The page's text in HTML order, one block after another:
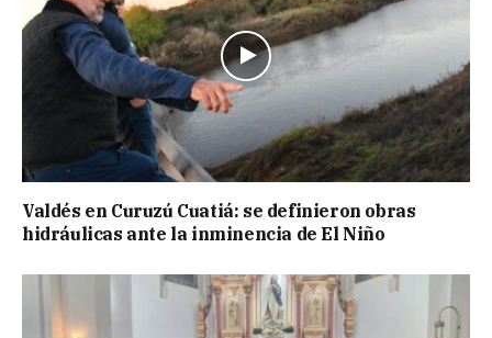
Valdés en Curuzú Cuatiá: se definieron obras
hidráulicas ante la inminencia de El Niño